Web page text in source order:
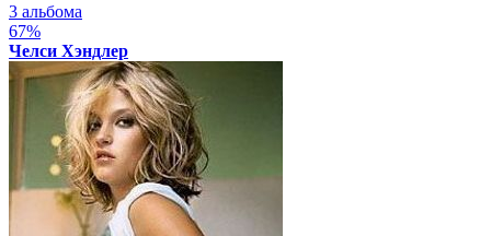
3 альбома
67%
Челси Хэндлер